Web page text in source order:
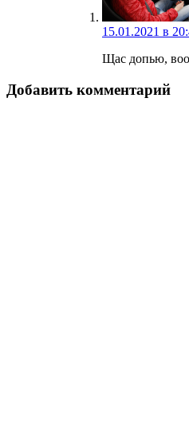
15.01.2021 в
Щас допью,
Добавить комментарий